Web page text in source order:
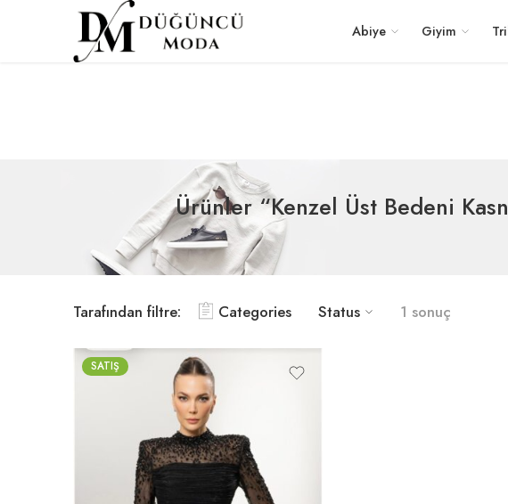
Abiye Giyim
Ürünler “Kenzel Üst Bedeni
Tarafından filtre: Categories Status 1 sonuç
SATIŞ